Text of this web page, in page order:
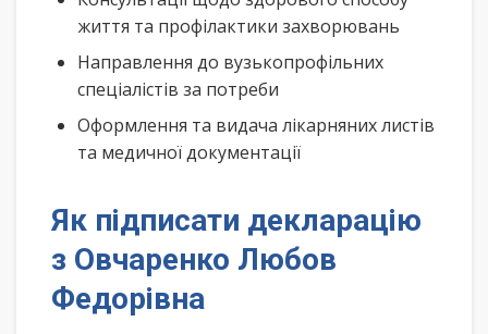
життя та профілактики захворювань
Направлення до вузькопрофільних
спеціалістів за потреби
Оформлення та видача лікарняних листів
та медичної документації
Як підписати декларацію
з Овчаренко Любов
Федорівна